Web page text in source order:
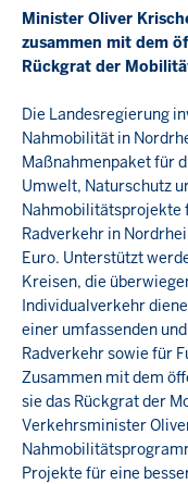
Minister Oliver
zusammen mit dem
Rückgrat der
Die Landesregierung
Nahmobilität in
Maßnahmenpaket für
Umwelt, Naturschutz
Nahmobilitätsprojekte
Radverkehr in
Euro. Unterstützt
Kreisen, die
Individualverkehr
einer umfassenden
Radverkehr sowie für
Zusammen mit dem
sie das Rückgrat der
Verkehrsminister
Projekte für eine